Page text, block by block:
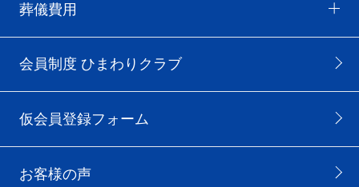
葬儀費用
会員制度 ひまわりクラブ
仮会員登録フォーム
お客様の声